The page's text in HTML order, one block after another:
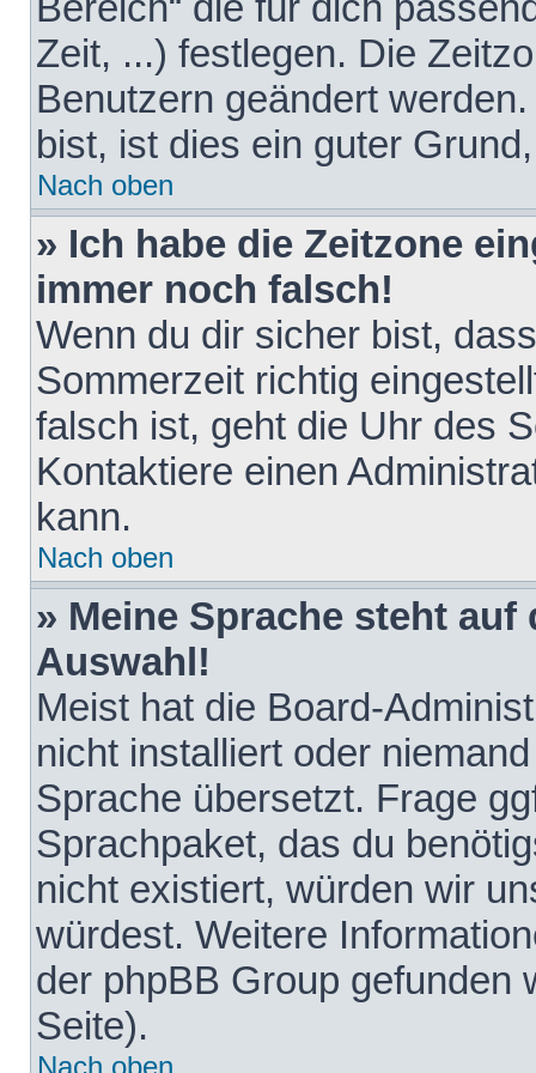
Zeit, ...) festlegen. Die
Benutzern geändert
bist, ist dies ein guter
Nach oben
» Ich habe die Zeitzone
immer noch falsch!
Wenn du dir sicher bist,
Sommerzeit richtig
falsch ist, geht die Uhr des
Kontaktiere einen
kann.
Nach oben
» Meine Sprache steht
Auswahl!
Meist hat die Board-
nicht installiert oder
Sprache übersetzt. Frage
Sprachpaket, das du
nicht existiert, würden wir
würdest. Weitere
der phpBB Group gefunden
Seite).
Nach oben